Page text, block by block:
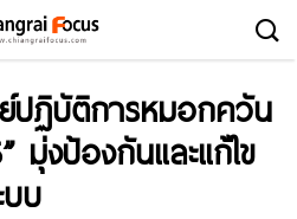
ย์ปฏิบัติการหมอกควัน
มุ่งป้องกันและแก้ไข
บ